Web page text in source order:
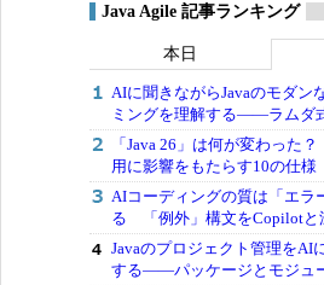
Java Agile 記事ランキング
本日
AIに聞きながらJavaのモダン
ミングを理解する――ラムダ
「Java 26」は何が変わった
用に影響をもたらす10の仕様
AIコーディングの質は「エラ
る 「例外」構文をCopilotと
Javaのプロジェクト管理をAI
する――パッケージとモジュ